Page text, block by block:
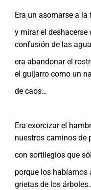
Era un asomarse a
y mirar el deshacerse
confusión de las
era abandonar el
el guijarro como un
de caos…
Era exorcizar el
nuestros caminos de
con sortilegios que
porque los habíamos
grietas de los